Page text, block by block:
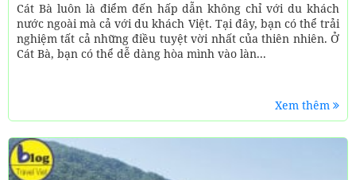
Cát Bà luôn là điểm đến hấp dẫn không chỉ với du khách
nước ngoài mà cả với du khách Việt. Tại đây, bạn có thể trải
nghiệm tất cả những điều tuyệt vời nhất của thiên nhiên. Ở
Cát Bà, bạn có thể dễ dàng hòa mình vào làn...
Xem thêm